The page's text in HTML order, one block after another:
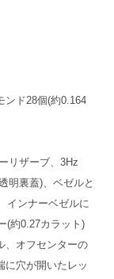
ンド28個(約0.164
リザーブ、3Hz
明裏蓋)、ベゼルと
インナーベゼルに
(約0.27カラット)
、オフセンターの
に穴が開いたレッ